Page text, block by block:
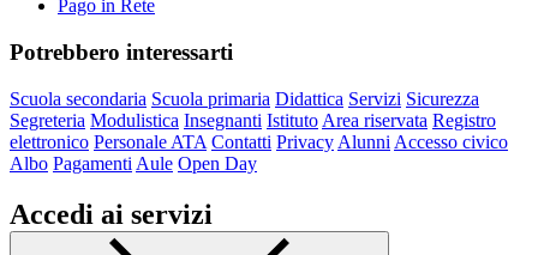
Pago in Rete
Potrebbero interessarti
Scuola secondaria Scuola primaria Didattica Servizi Sicurezza
Segreteria Modulistica Insegnanti Istituto Area riservata Registro
elettronico Personale ATA Contatti Privacy Alunni Accesso civico
Albo Pagamenti Aule Open Day
Accedi ai servizi